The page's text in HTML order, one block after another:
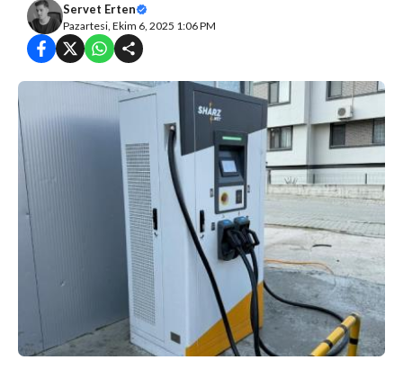
Servet Erten
Pazartesi, Ekim 6, 2025 1:06 PM